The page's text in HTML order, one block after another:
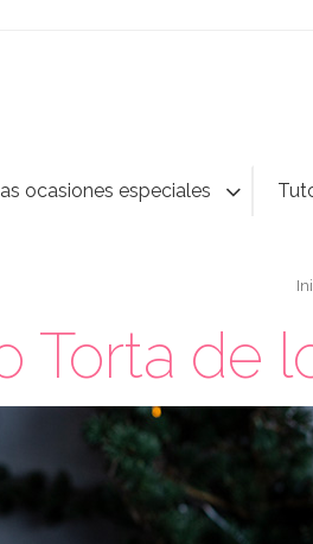
ocasiones especiales
Torta de